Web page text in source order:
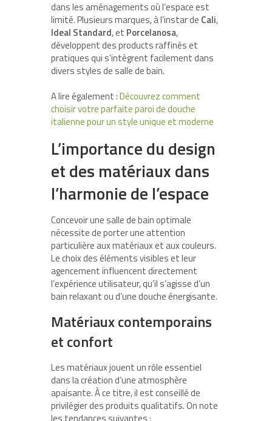
dans les aménagements où l’espace est
limité. Plusieurs marques, à l’instar de Cali,
Ideal Standard, et Porcelanosa,
développent des products raffinés et
pratiques qui s’intègrent facilement dans
divers styles de salle de bain.
A lire également :Découvrez comment
choisir votre parfaite paroi de douche
italienne pour un style unique et moderne
L’importance du design
et des matériaux dans
l’harmonie de l’espace
Concevoir une salle de bain optimale
nécessite de porter une attention
particulière aux matériaux et aux couleurs.
Le choix des éléments visibles et leur
agencement influencent directement
l’expérience utilisateur, qu’il s’agisse d’un
bain relaxant ou d’une douche énergisante.
Matériaux contemporains
et confort
Les matériaux jouent un rôle essentiel
dans la création d’une atmosphère
apaisante. À ce titre, il est conseillé de
privilégier des produits qualitatifs. On note